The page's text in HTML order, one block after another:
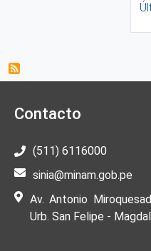
Contacto
(511) 6116000
sinia@minam.gob.pe
Av. Antonio
Urb. San Felipe -